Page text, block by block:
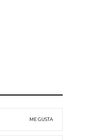
ME GUSTA